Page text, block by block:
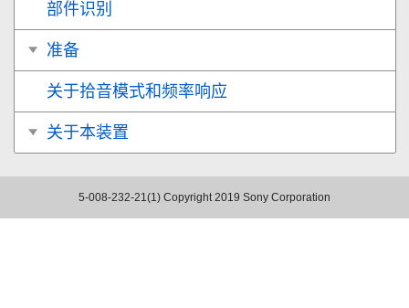
部件识别
准备
关于拾音模式和频率响应
关于本装置
5-008-232-21(1) Copyright 2019 Sony Corporation